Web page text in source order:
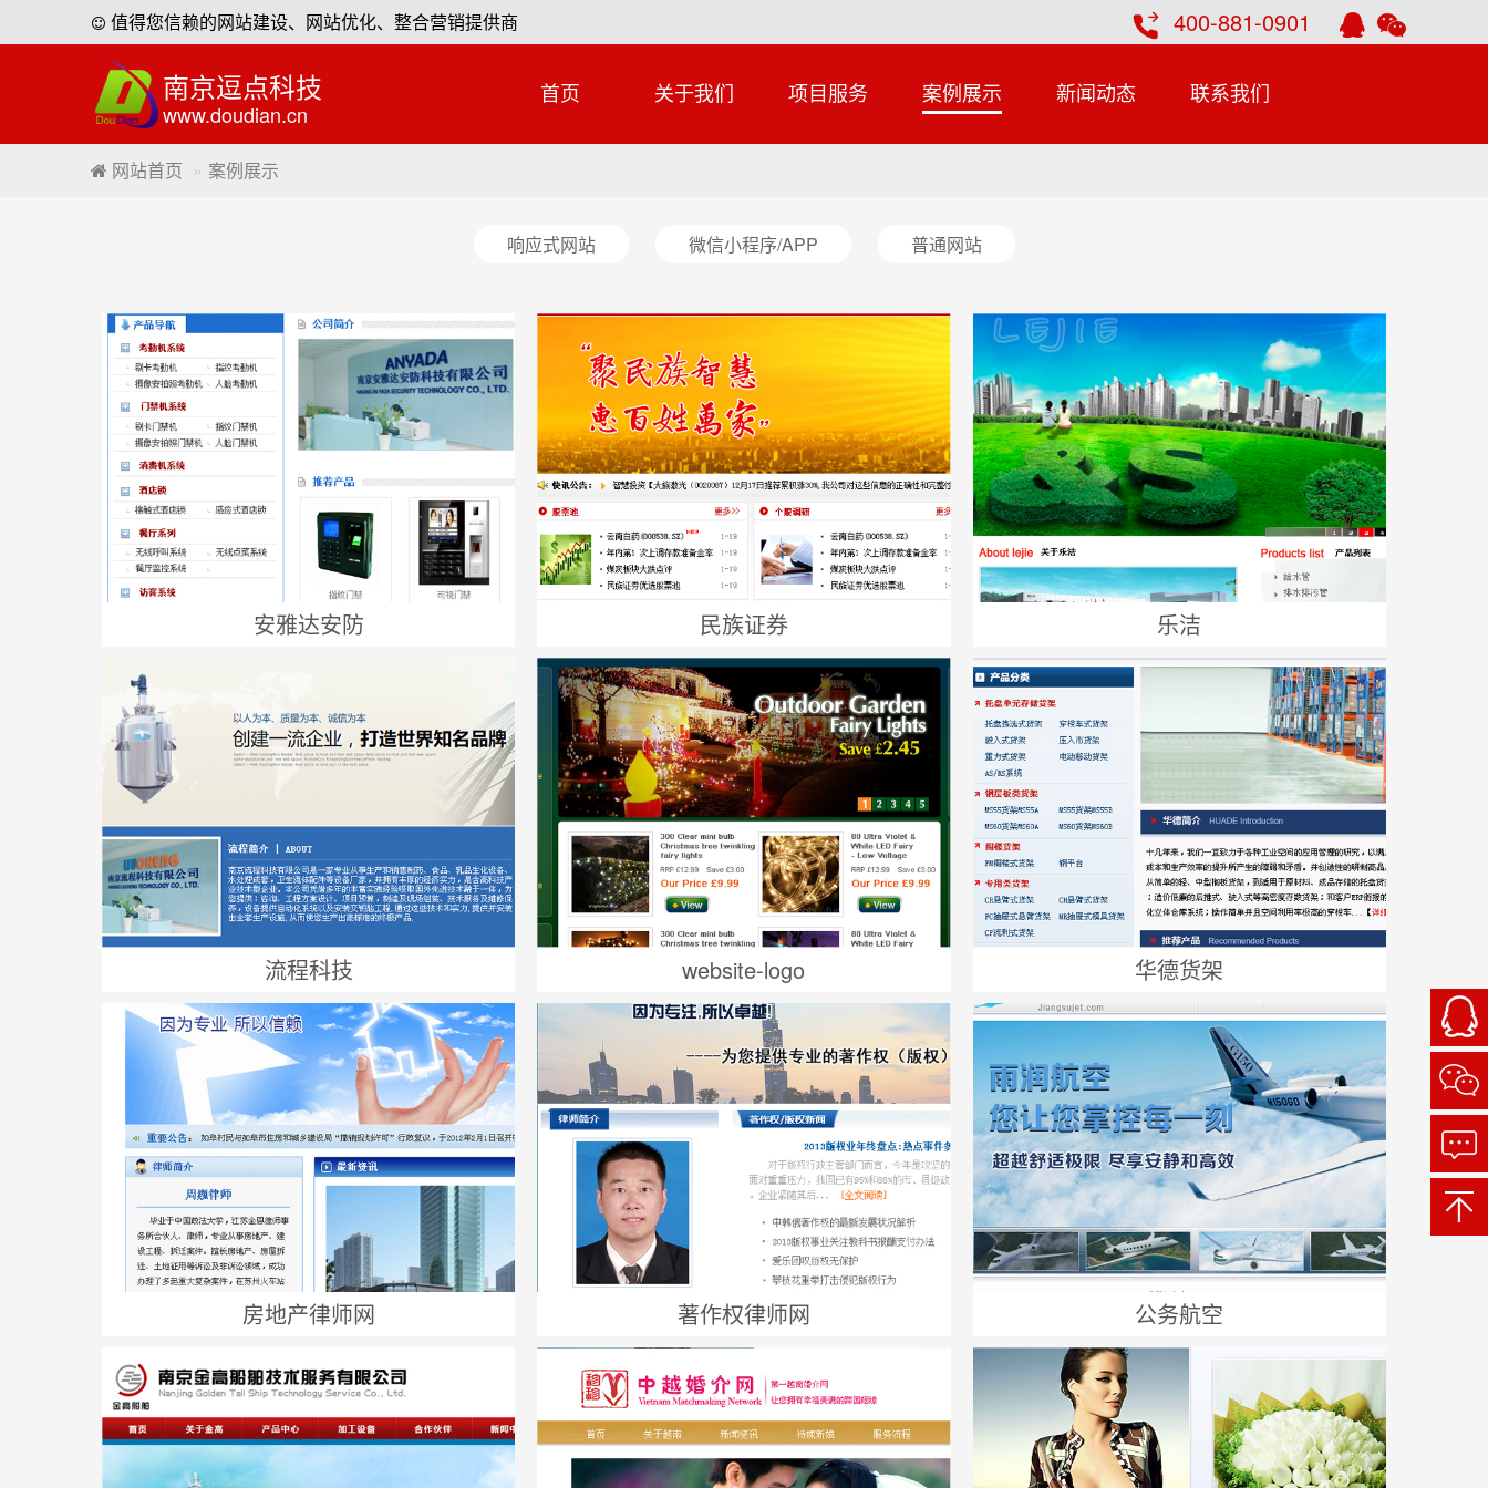
值得您信赖的网站建设、网站优化、整合营销提供商 400-881-0901
南京逗点科技
www.doudian.cn
首页 关于我们 项目服务 案例展示 新闻动态 联系我们
网站首页 案例展示
响应式网站 微信小程序/APP 普通网站
安雅达安防 民族证券 乐洁
流程科技 website-logo 华德货架
房地产律师网 著作权律师网 公务航空
扫
关
注
微
信